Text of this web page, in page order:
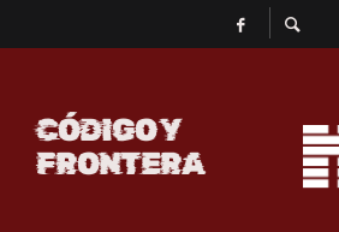
CÓDIGO Y
FRONTERA